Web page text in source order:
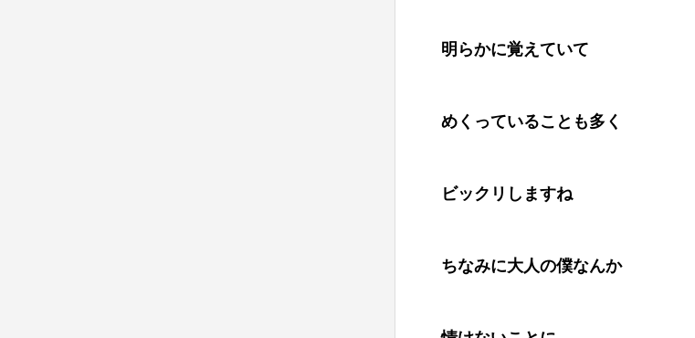
明らかに覚えていて
めくっていることも多く
ビックリしますね
ちなみに大人の僕なんか